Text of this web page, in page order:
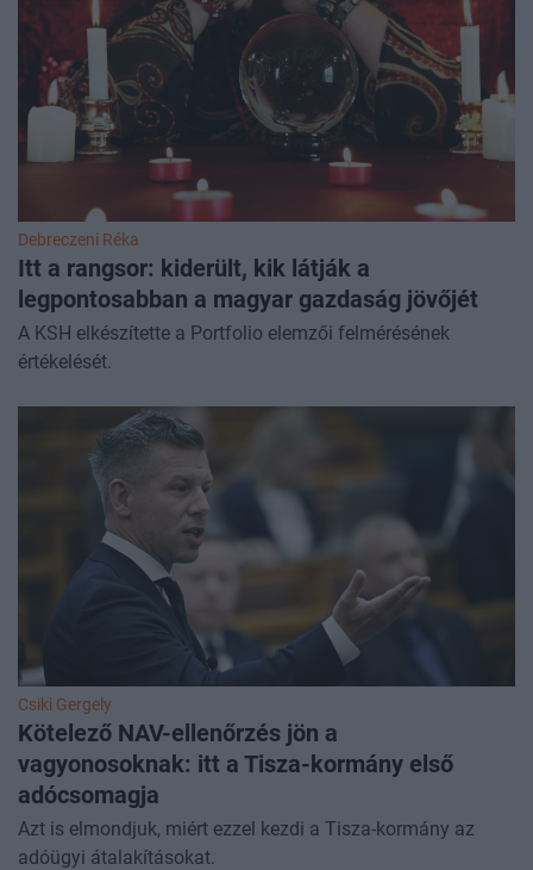
Debreczeni Réka
Itt a rangsor: kiderült, kik látják a
legpontosabban a magyar gazdaság jövőjét
A KSH elkészítette a Portfolio elemzői felmérésének
értékelését.
Csiki Gergely
Kötelező NAV-ellenőrzés jön a
vagyonosoknak: itt a Tisza-kormány első
adócsomagja
Azt is elmondjuk, miért ezzel kezdi a Tisza-kormány az
adóügyi átalakításokat.